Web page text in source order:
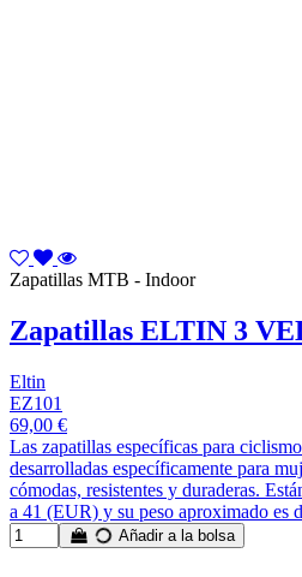
Zapatillas MTB - Indoor
Zapatillas ELTIN 3
Eltin
EZ101
69,00 €
Las zapatillas específicas para
desarrolladas específicamente para
cómodas, resistentes y duraderas.
a 41 (EUR) y su peso aproximado es
Añadir a la bolsa